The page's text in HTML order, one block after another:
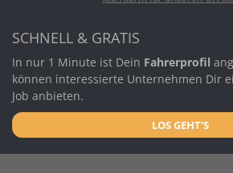
SCHNELL & GRATIS
In nur 1 Minute ist Dein Fahrerprofil
können interessierte Unternehmen Dir
Job anbieten.
LOS GEHT'S